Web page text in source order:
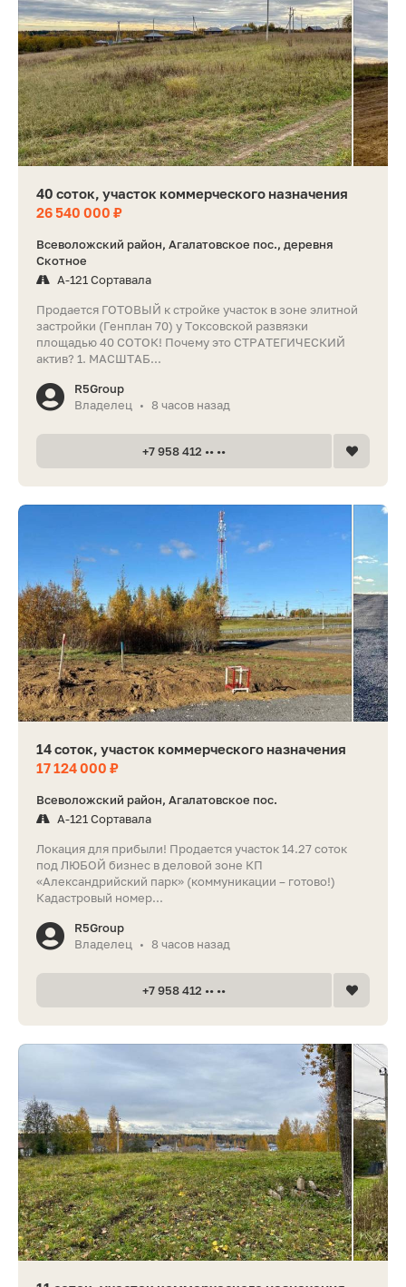
40 соток, участок коммерческого назначения
26 540 000 ₽
Всеволожский район, Агалатовское пос., деревня
Скотное
А-121 Сортавала
Продается ГОТОВЫЙ к стройке участок в зоне элитной
застройки (Генплан 70) у Токсовской развязки
площадью 40 СОТОК! Почему это СТРАТЕГИЧЕСКИЙ
актив? 1. МАСШТАБ...
R5Group
Владелец
• 8 часов назад
+7 958 412 •• ••
14 соток, участок коммерческого назначения
17 124 000 ₽
Всеволожский район, Агалатовское пос.
А-121 Сортавала
Локация для прибыли! Продается участок 14.27 соток
под ЛЮБОЙ бизнес в деловой зоне КП
«Александрийский парк» (коммуникации – готово!)
Кадастровый номер...
R5Group
Владелец
• 8 часов назад
+7 958 412 •• ••